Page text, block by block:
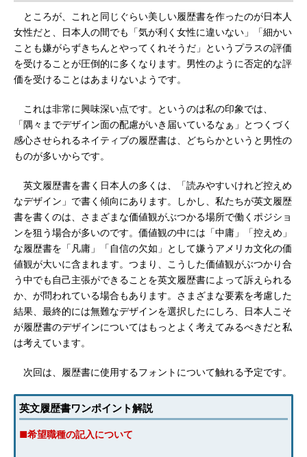
ところが、これと同じぐらい美しい履歴書を作ったのが日本人
女性だと、日本人の間でも「気が利く女性に違いない」「細かい
ことも嫌がらずきちんとやってくれそうだ」というプラスの評価
を受けることが圧倒的に多くなります。男性のように否定的な評
価を受けることはあまりないようです。
これは非常に興味深い点です。というのは私の印象では、
「隅々までデザイン面の配慮がいき届いているなぁ」とつくづく
感心させられるネイティブの履歴書は、どちらかというと男性の
ものが多いからです。
英文履歴書を書く日本人の多くは、「読みやすいけれど控えめ
なデザイン」で書く傾向にあります。しかし、私たちが英文履歴
書を書くのは、さまざまな価値観がぶつかる場所で働くポジショ
ンを狙う場合が多いのです。価値観の中には「中庸」「控えめ」
な履歴書を「凡庸」「自信の欠如」として嫌うアメリカ文化の価
値観が大いに含まれます。つまり、こうした価値観がぶつかり合
う中でも自己主張ができることを英文履歴書によって訴えられる
か、が問われている場合もあります。さまざまな要素を考慮した
結果、最終的には無難なデザインを選択したにしろ、日本人こそ
が履歴書のデザインについてはもっとよく考えてみるべきだと私
は考えています。
次回は、履歴書に使用するフォントについて触れる予定です。
英文履歴書ワンポイント解説
■希望職種の記入について